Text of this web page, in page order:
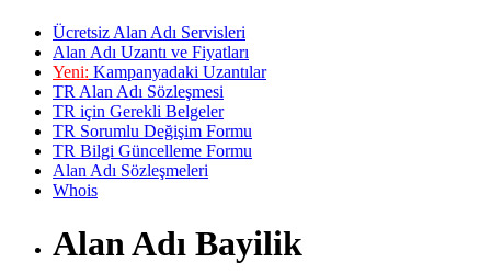
Ücretsiz Alan Adı Servisleri
Alan Adı Uzantı ve Fiyatları
Yeni: Kampanyadaki Uzantılar
TR Alan Adı Sözleşmesi
TR için Gerekli Belgeler
TR Sorumlu Değişim Formu
TR Bilgi Güncelleme Formu
Alan Adı Sözleşmeleri
Whois
Alan Adı Bayilik